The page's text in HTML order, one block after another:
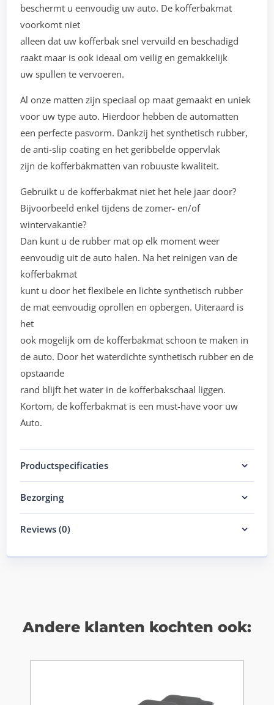
beschermt u eenvoudig uw auto. De kofferbakmat
voorkomt niet
alleen dat uw kofferbak snel vervuild en beschadigd
raakt maar is ook ideaal om veilig en gemakkelijk
uw spullen te vervoeren.
Al onze matten zijn speciaal op maat gemaakt en uniek
voor uw type auto. Hierdoor hebben de automatten
een perfecte pasvorm. Dankzij het synthetisch rubber,
de anti-slip coating en het geribbelde oppervlak
zijn de kofferbakmatten van robuuste kwaliteit.
Gebruikt u de kofferbakmat niet het hele jaar door?
Bijvoorbeeld enkel tijdens de zomer- en/of
wintervakantie?
Dan kunt u de rubber mat op elk moment weer
eenvoudig uit de auto halen. Na het reinigen van de
kofferbakmat
kunt u door het flexibele en lichte synthetisch rubber
de mat eenvoudig oprollen en opbergen. Uiteraard is
het
ook mogelijk om de kofferbakmat schoon te maken in
de auto. Door het waterdichte synthetisch rubber en de
opstaande
rand blijft het water in de kofferbakschaal liggen.
Kortom, de kofferbakmat is een must-have voor uw
Auto.
Productspecificaties
Bezorging
Reviews (0)
Andere klanten kochten ook: